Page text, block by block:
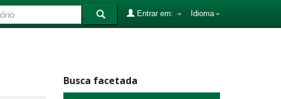
Idioma
Entrar em:
Busca facetada